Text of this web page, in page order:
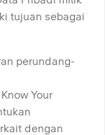
tujuan sebagai
perundang-
Your
dengan